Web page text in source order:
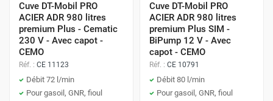
Cuve DT-Mobil PRO
ACIER ADR 980 litres
premium Plus - Cematic
230 V - Avec capot -
CEMO
Réf. : CE 11123
Débit 72 l/min
Pour gasoil, GNR, fioul
Cuve DT-Mobil PRO
ACIER ADR 980 litres
premium Plus SIM -
BiPump 12 V - Avec
capot - CEMO
Réf. : CE 10791
Débit 80 l/min
Pour gasoil, GNR, fioul